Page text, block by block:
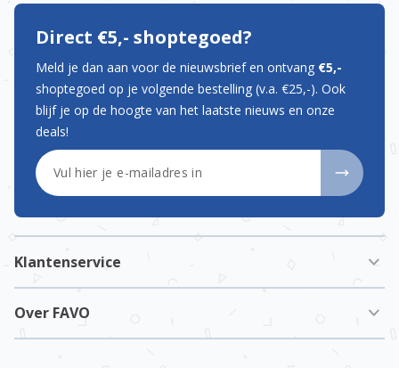
Klantenservice
Over FAVO
Direct €5,- shoptegoed?
Meld je dan aan voor de nieuwsbrief en ontvang €5,-
shoptegoed op je volgende bestelling (v.a. €25,-). Ook
blijf je op de hoogte van het laatste nieuws en onze
deals!
E-mailadres